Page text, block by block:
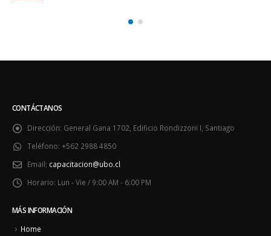
CONTÁCTANOS
Dirección: General Gana 1702, Edificio Rondizzoni I, Santiago
Teléfono: +562 2988 4850
Email: capacitacion@ubo.cl
Horario: Lun - Vie / 9:00 AM - 6:00 PM
MÁS INFORMACIÓN
Home